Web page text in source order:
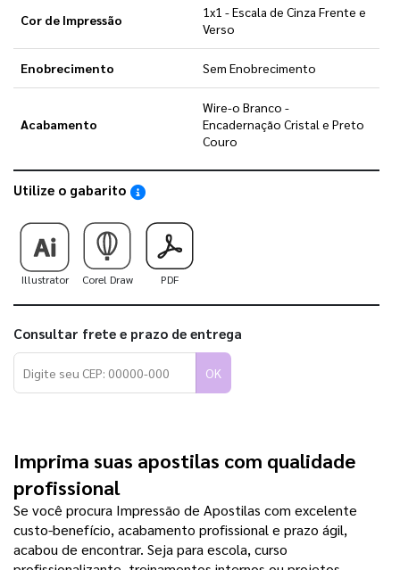
Cor de Impressão
1x1 - Escala de Cinza Frente e
Verso
Enobrecimento Sem Enobrecimento
Acabamento
Wire-o Branco -
Encadernação Cristal e Preto
Couro
Utilize o gabarito Saiba como utilizar os nossos gabaritos
Illustrator Corel Draw PDF
Consultar frete e prazo de entrega
OK
Imprima suas apostilas com qualidade
profissional
Se você procura Impressão de Apostilas com excelente
custo-benefício, acabamento profissional e prazo ágil,
acabou de encontrar. Seja para escola, curso